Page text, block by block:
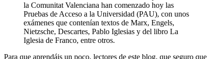
la Comunitat Valenciana han comenzado hoy las
Pruebas de Acceso a la Universidad (PAU), con unos
exámenes que contenían textos de Marx, Engels,
Nietzsche, Descartes, Pablo Iglesias y del libro La
Iglesia de Franco, entre otros.
Para que aprendáis un poco, lectores de este blog, que seguro que